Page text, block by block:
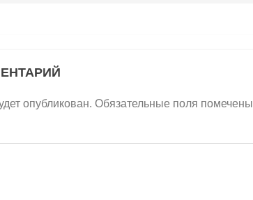
опубликован. Обязательные поля помечены